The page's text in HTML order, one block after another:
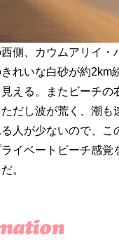
側、カウムアリイ
れいな白砂が約2km
える。またビーチ
だし波が荒く、潮
人が少ないので、
イベートビーチ感
。